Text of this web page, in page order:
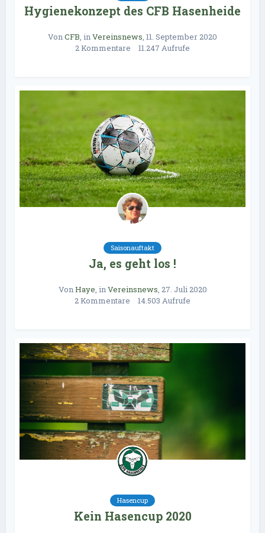
Hygienekonzept des CFB Hasenheide
VonCFB, inVereinsnews, 11. September 2020
2 Kommentare
11.247 Aufrufe
Saisonauftakt
Ja, es geht los !
VonHaye, inVereinsnews, 27. Juli 2020
2 Kommentare
14.503 Aufrufe
Hasencup
Kein Hasencup 2020